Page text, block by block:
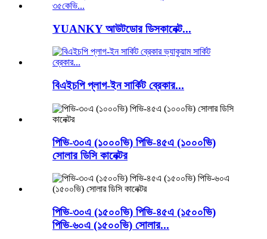
YUANKY আউটডোর ডিসকানেক্ট...
বিএইচপি প্লাগ-ইন সার্কিট ব্রেকার...
পিভি-৩০এ (১০০০ভি) পিভি-৪৫এ (১০০০ভি)
সোলার ডিসি কানেক্টর
পিভি-৩০এ (১৫০০ভি) পিভি-৪৫এ (১৫০০ভি)
পিভি-৬০এ (১৫০০ভি) সোলার...